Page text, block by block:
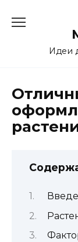
Идеи